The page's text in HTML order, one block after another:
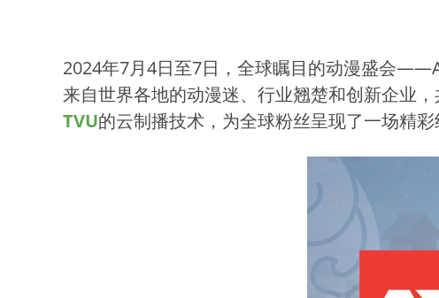
2024年7月4日至7日，全球瞩目的动漫盛会
来自世界各地的动漫迷、行业翘楚和创新企业
TVU的云制播技术，为全球粉丝呈现了一场精彩